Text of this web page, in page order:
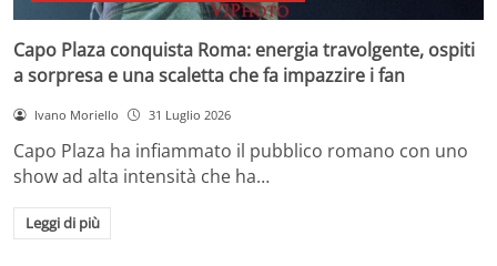
Capo Plaza conquista Roma: energia travolgente, ospiti
a sorpresa e una scaletta che fa impazzire i fan
Ivano Moriello 31 Luglio 2026
Capo Plaza ha infiammato il pubblico romano con uno
show ad alta intensità che ha…
Leggi di più